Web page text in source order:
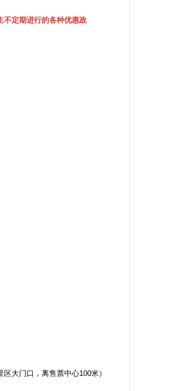
不定期进行的各种优惠政
大门口，离售票中心100米）